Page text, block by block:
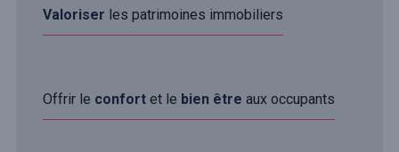
Valoriser les patrimoines immobiliers
Offrir le confortet le bien être aux occupants